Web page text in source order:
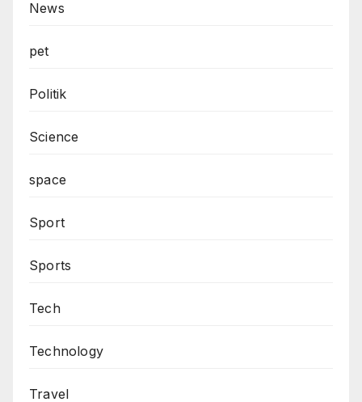
Science
space
Sport
Sports
Tech
Technology
Travel
Trends
Yoga